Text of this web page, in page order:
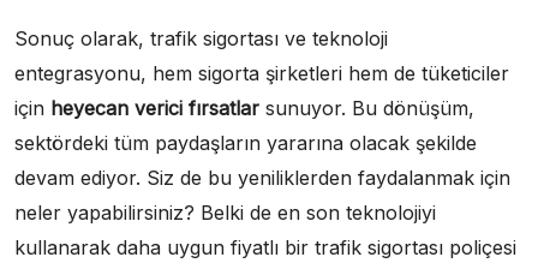
Sonuç olarak, trafik sigortası ve teknoloji
entegrasyonu, hem sigorta şirketleri hem de tüketiciler
için heyecan verici fırsatlar sunuyor. Bu dönüşüm,
sektördeki tüm paydaşların yararına olacak şekilde
devam ediyor. Siz de bu yeniliklerden faydalanmak için
neler yapabilirsiniz? Belki de en son teknolojiyi
kullanarak daha uygun fiyatlı bir trafik sigortası poliçesi